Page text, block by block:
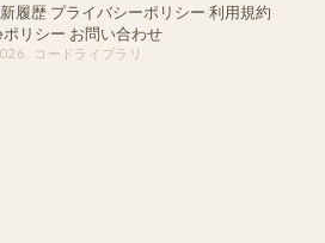
履歴·プライバシーポリシー·利用規約·
リシー·お問い合わせ
コードライブラリ